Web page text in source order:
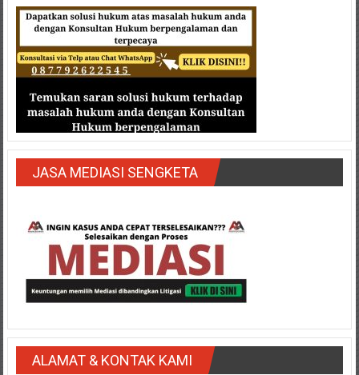
Jakarta
Utara/
Jakarta
Pusat/
Karawang/
Lampung
Lampung
Timur/Lampung/
Jambi/
Medan/
Damasyaraya/
Solok/
Padang
barat/
Padang
JASA MEDIASI SENGKETA
ALAMAT & KONTAK KAMI